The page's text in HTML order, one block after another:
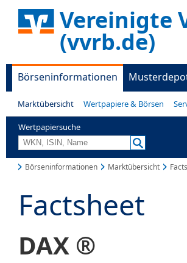
Vereinigte
(vvrb.de)
Börseninformationen
Marktübersicht Wertpapiere & Börsen
Wertpapiersuche
Börseninformationen Marktübersicht
Factsheet
DAX ®